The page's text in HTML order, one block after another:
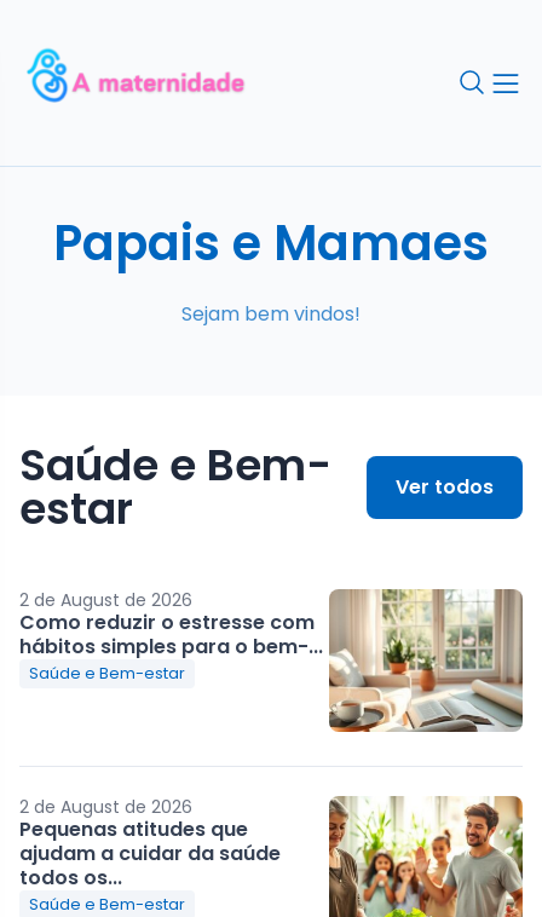
Papais e Mamaes
Sejam bem vindos!
Saúde e Bem-
estar Ver todos
2 de August de 2026
Como reduzir o estresse com
hábitos simples para o bem-...
Saúde e Bem-estar
2 de August de 2026
Pequenas atitudes que
ajudam a cuidar da saúde
todos os...
Saúde e Bem-estar